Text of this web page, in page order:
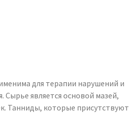
для терапии нарушений и
Сырье является основой мазей,
Танниды, которые присутствуют